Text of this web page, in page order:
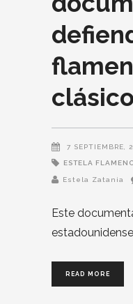
clásico
7 SEPTIEMBRE,
ESTELA
Estela Zatania
Este
estadounidense
READ MORE